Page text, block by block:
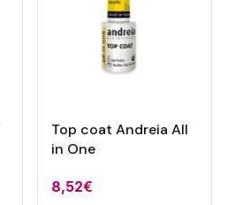
Top coat Andreia All
in One
8,52€